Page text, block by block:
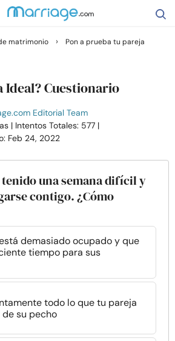
matrimonio ›
Pon a prueba tu pareja
Ideal? Cuestionario
Editorial Team
| Intentos Totales: 577 |
Feb 24, 2022
tenido una semana difícil y
contigo. ¿Cómo
demasiado ocupado y que
tiempo para sus
todo lo que tu pareja
su pecho